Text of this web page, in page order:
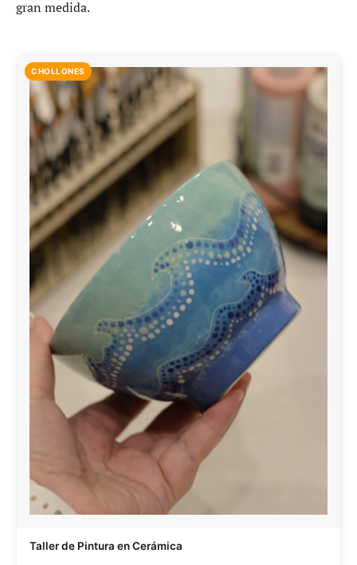
gran medida.
CHOLLONES
Taller de Pintura en Cerámica